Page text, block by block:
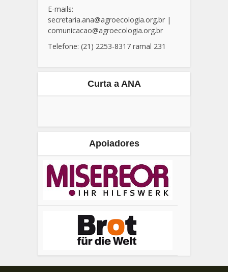
E-mails:
secretaria.ana@agroecologia.org.br |
comunicacao@agroecologia.org.br
Telefone: (21) 2253-8317 ramal 231
Curta a ANA
Apoiadores